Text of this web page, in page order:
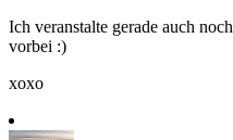
Ich veranstalte gerade auch
vorbei :)
xoxo